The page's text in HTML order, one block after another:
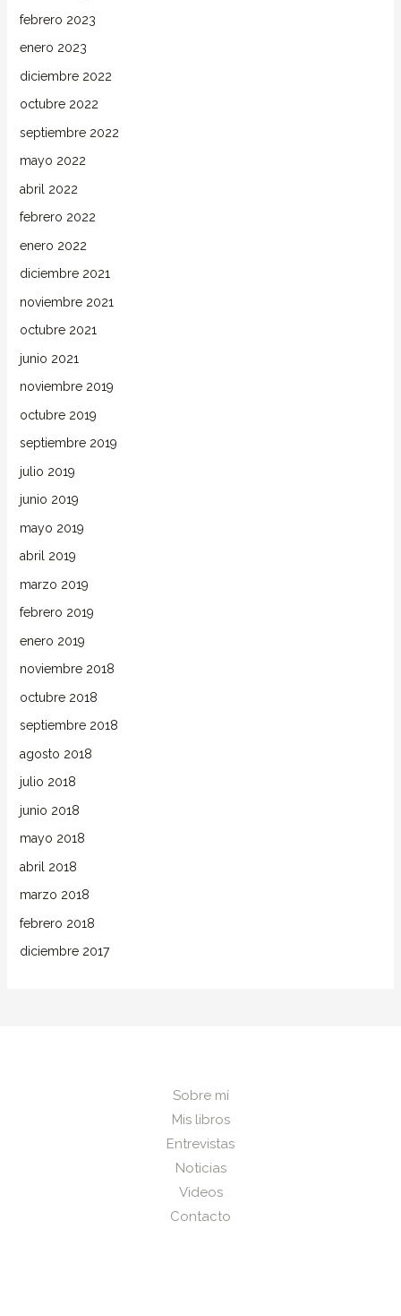
febrero 2023
enero 2023
diciembre 2022
octubre 2022
septiembre 2022
mayo 2022
abril 2022
febrero 2022
enero 2022
diciembre 2021
noviembre 2021
octubre 2021
junio 2021
noviembre 2019
octubre 2019
septiembre 2019
julio 2019
junio 2019
mayo 2019
abril 2019
marzo 2019
febrero 2019
enero 2019
noviembre 2018
octubre 2018
septiembre 2018
agosto 2018
julio 2018
junio 2018
mayo 2018
abril 2018
marzo 2018
febrero 2018
diciembre 2017
Sobre mí
Mis libros
Entrevistas
Noticias
Videos
Contacto